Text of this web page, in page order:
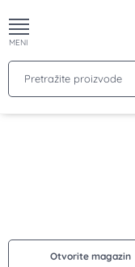
MENI
Pretražite proizvode
Otvorite magazin